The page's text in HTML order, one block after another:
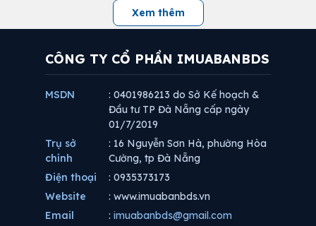
Xem thêm
CÔNG TY CỔ PHẦN IMUABANBDS
MSDN
: 0401986213 do Sở Kế hoạch &
Đầu tư TP Đà Nẵng cấp ngày
01/7/2019
Trụ sở
chính
: 16 Nguyễn Sơn Hà, phường Hòa
Cường, tp Đà Nẵng
Điện thoại
: 0935373173
Website
: www.imuabanbds.vn
Email
: imuabanbds@gmail.com